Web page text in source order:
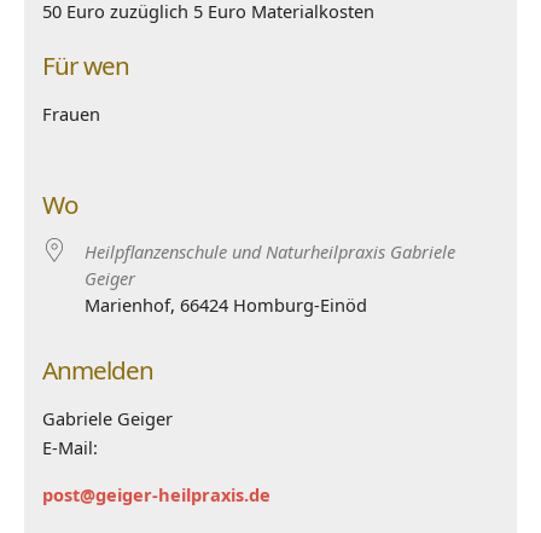
50 Euro zuzüglich 5 Euro Materialkosten
Für wen
Frauen
Wo
Heilpflanzenschule und Naturheilpraxis Gabriele
Geiger
Marienhof, 66424 Homburg-Einöd
Anmelden
Gabriele Geiger
E-Mail:
post@geiger-heilpraxis.de